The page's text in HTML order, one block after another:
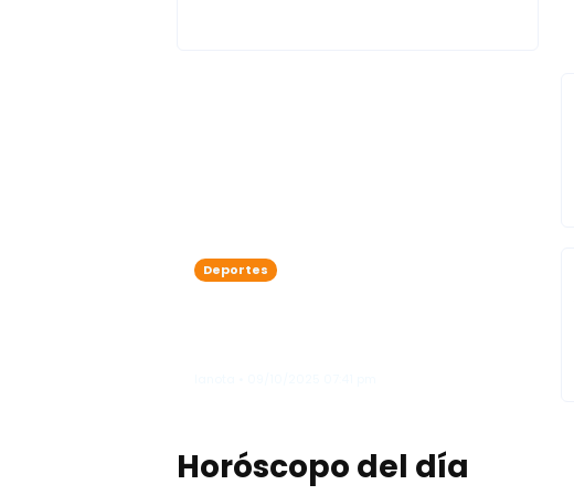
Deportes
Horóscopo del día